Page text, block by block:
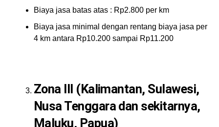
Biaya jasa batas atas : Rp2.800 per km
Biaya jasa minimal dengan rentang biaya jasa per
4 km antara Rp10.200 sampai Rp11.200
Zona III (Kalimantan, Sulawesi,
Nusa Tenggara dan sekitarnya,
Maluku, Papua)